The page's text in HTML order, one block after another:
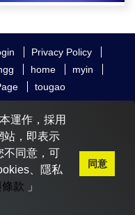
Privacy Policy
home
myin
tougao
神韻藝術團
中心 明慧網
Rights Reserved.
運作，採用
站，即表示
不同意，可
、隱私
款 」
同意